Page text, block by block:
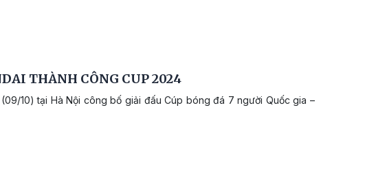
THÀNH CÔNG CUP 2024
10) tại Hà Nội công bố giải đấu Cúp bóng đá 7 người Quốc gia –